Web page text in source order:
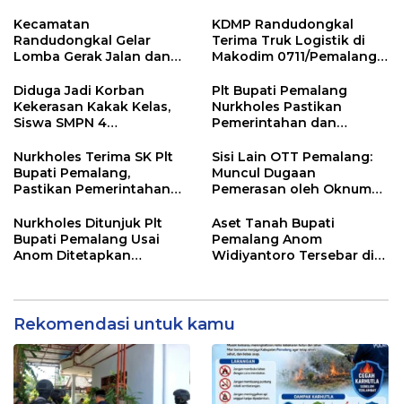
Kecamatan
Randudongkal Gelar
Lomba Gerak Jalan dan
HUT RI ke-81
KDMP Randudongkal
Terima Truk Logistik di
Makodim 0711/Pemalang
Desa
Diduga Jadi Korban
Kekerasan Kakak Kelas,
Siswa SMPN 4
Dunia
Plt Bupati Pemalang
Nurkholes Pastikan
Pemerintahan dan
Berjalan
Nurkholes Terima SK Plt
Bupati Pemalang,
Pastikan Pemerintahan
Sisi Lain OTT Pemalang:
Muncul Dugaan
Pemerasan oleh Oknum
Nurkholes Ditunjuk Plt
Bupati Pemalang Usai
Anom Ditetapkan
Aset Tanah Bupati
Pemalang Anom
Widiyantoro Tersebar di
Rekomendasi untuk kamu